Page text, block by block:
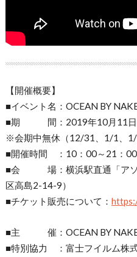
【開催概要】
■イベント名：OCEAN BY
■期 間：2019年10月11日（
※会期中無休（12/31、1/1、1/
■開催時間 ：10：00～21：00
■会 場：横浜駅直通「アソ
区高島2-14-9）
■チケット販売について：
■主 催：OCEAN BY
■特別協力 ：富士フイルム株